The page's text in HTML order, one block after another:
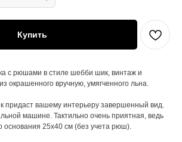
Купить
с рюшами в стиле шебби шик, винтаж и
окрашенного вручную, умягченного льна.
придаст вашему интерьеру завершенный вид.
машине. Тактильно очень приятная, ведь
основания 25х40 см (без учета рюш).